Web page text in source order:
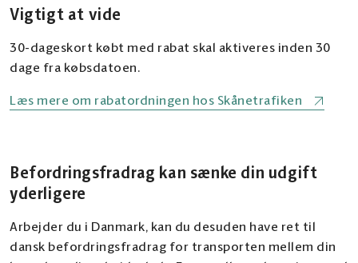
Vigtigt at vide
30-dageskort købt med rabat skal aktiveres inden 30
dage fra købsdatoen.
Læs mere om rabatordningen hos Skånetrafiken
Befordringsfradrag kan sænke din udgift
yderligere
Arbejder du i Danmark, kan du desuden have ret til
dansk befordringsfradrag for transporten mellem din